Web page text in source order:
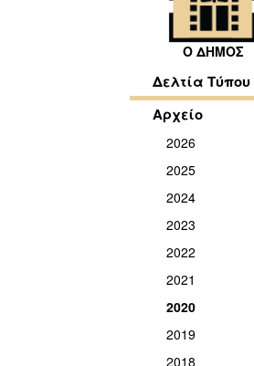
Ο ΔΗΜΟΣ
Δελτία Τύπου
Αρχείο
2026
2025
2024
2023
2022
2021
2020
2019
2018